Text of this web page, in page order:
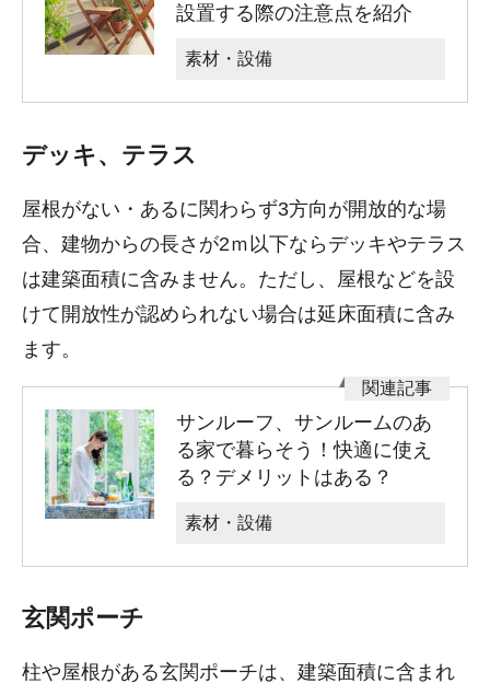
設置する際の注意点を紹介
素材・設備
デッキ、テラス
屋根がない・あるに関わらず3方向が開放的な場
合、建物からの長さが2ｍ以下ならデッキやテラス
は建築面積に含みません。ただし、屋根などを設
けて開放性が認められない場合は延床面積に含み
ます。
サンルーフ、サンルームのあ
る家で暮らそう！快適に使え
る？デメリットはある？
素材・設備
玄関ポーチ
柱や屋根がある玄関ポーチは、建築面積に含まれ